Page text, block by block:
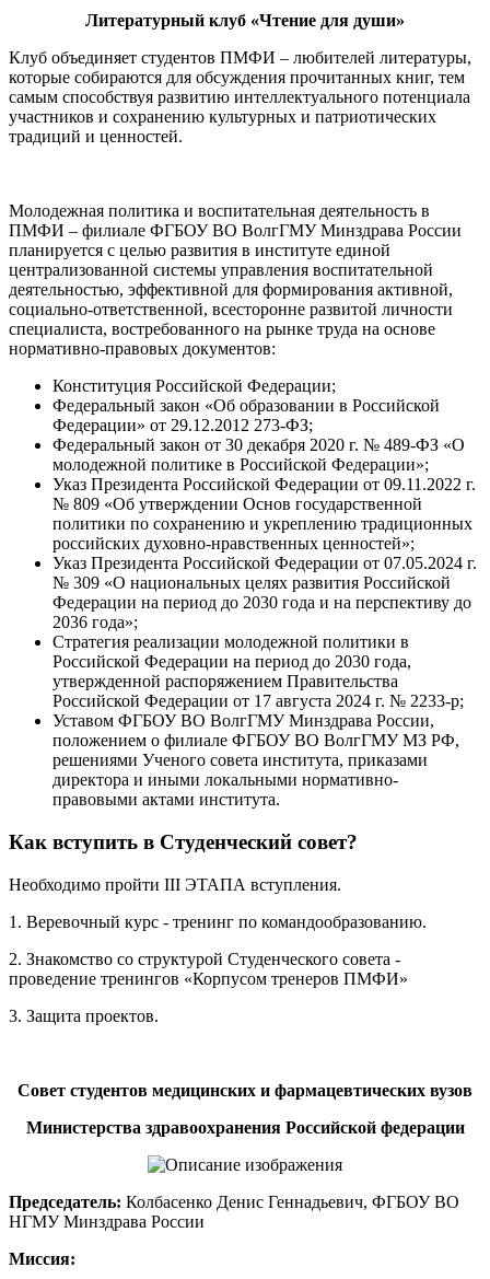
Литературный клуб «Чтение для души»
Клуб объединяет студентов ПМФИ – любителей литературы,
которые собираются для обсуждения прочитанных книг, тем
самым способствуя развитию интеллектуального потенциала
участников и сохранению культурных и патриотических
традиций и ценностей.
Молодежная политика и воспитательная деятельность в
ПМФИ – филиале ФГБОУ ВО ВолгГМУ Минздрава России
планируется с целью развития в институте единой
централизованной системы управления воспитательной
деятельностью, эффективной для формирования активной,
социально-ответственной, всесторонне развитой личности
специалиста, востребованного на рынке труда на основе
нормативно-правовых документов:
Конституция Российской Федерации;
Федеральный закон «Об образовании в Российской
Федерации» от 29.12.2012 273-ФЗ;
Федеральный закон от 30 декабря 2020 г. № 489-ФЗ «О
молодежной политике в Российской Федерации»;
Указ Президента Российской Федерации от 09.11.2022 г.
№ 809 «Об утверждении Основ государственной
политики по сохранению и укреплению традиционных
российских духовно-нравственных ценностей»;
Указ Президента Российской Федерации от 07.05.2024 г.
№ 309 «О национальных целях развития Российской
Федерации на период до 2030 года и на перспективу до
2036 года»;
Стратегия реализации молодежной политики в
Российской Федерации на период до 2030 года,
утвержденной распоряжением Правительства
Российской Федерации от 17 августа 2024 г. № 2233-р;
Уставом ФГБОУ ВО ВолгГМУ Минздрава России,
положением о филиале ФГБОУ ВО ВолгГМУ МЗ РФ,
решениями Ученого совета института, приказами
директора и иными локальными нормативно-
правовыми актами института.
Как вступить в Студенческий совет?
Необходимо пройти III ЭТАПА вступления.
1. Веревочный курс - тренинг по командообразованию.
2. Знакомство со структурой Студенческого совета -
проведение тренингов «Корпусом тренеров ПМФИ»
3. Защита проектов.
Совет студентов медицинских и фармацевтических вузов
Министерства здравоохранения Российской федерации
Председатель: Колбасенко Денис Геннадьевич, ФГБОУ ВО
НГМУ Минздрава России
Миссия: